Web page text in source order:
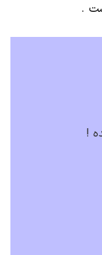
.
!